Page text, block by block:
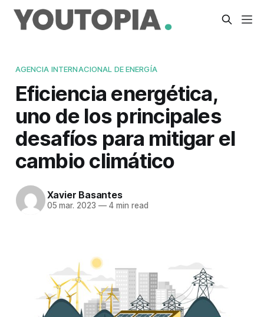
AGENCIA INTERNACIONAL DE ENERGÍA
Eficiencia energética,
uno de los principales
desafíos para mitigar el
cambio climático
Xavier Basantes
05 mar. 2023 —4 min read